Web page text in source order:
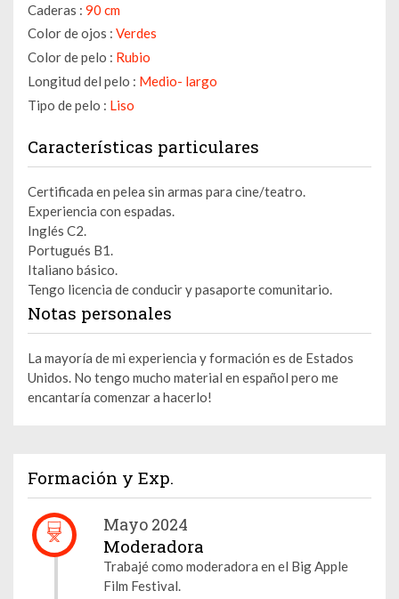
Caderas : 90 cm
Color de ojos : Verdes
Color de pelo : Rubio
Longitud del pelo : Medio- largo
Tipo de pelo : Liso
Características particulares
Certificada en pelea sin armas para cine/teatro.
Experiencia con espadas.
Inglés C2.
Portugués B1.
Italiano básico.
Tengo licencia de conducir y pasaporte comunitario.
Notas personales
La mayoría de mi experiencia y formación es de Estados
Unidos. No tengo mucho material en español pero me
encantaría comenzar a hacerlo!
Formación y Exp.
Mayo 2024
Moderadora
Trabajé como moderadora en el Big Apple
Film Festival.